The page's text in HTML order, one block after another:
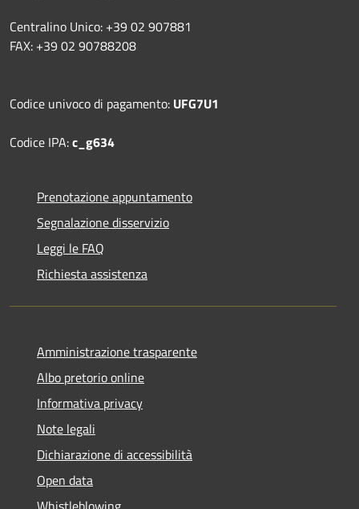
Centralino Unico: +39 02 907881
FAX: +39 02 90788208
Codice univoco di pagamento: UFG7U1
Codice IPA:c_g634
Prenotazione appuntamento
Segnalazione disservizio
Leggi le FAQ
Richiesta assistenza
Amministrazione trasparente
Albo pretorio online
Informativa privacy
Note legali
Dichiarazione di accessibilità
Open data